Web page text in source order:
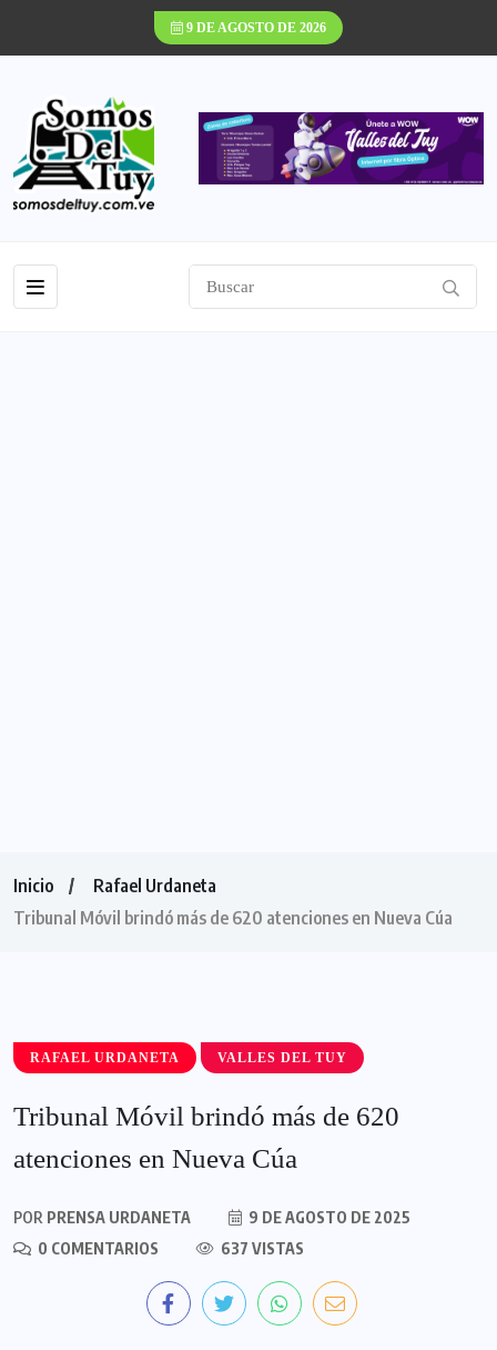
9 DE AGOSTO DE 2026
Inicio
Rafael Urdaneta
Tribunal Móvil brindó más de 620 atenciones en Nueva Cúa
RAFAEL URDANETA VALLES DEL TUY
Tribunal Móvil brindó más de 620
atenciones en Nueva Cúa
POR PRENSA URDANETA
9 DE AGOSTO DE 2025
0 COMENTARIOS
637 VISTAS